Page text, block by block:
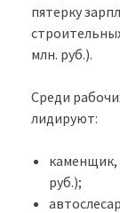
пятерку
млн. руб.).
Среди
лидируют:
каменщик,
руб.);